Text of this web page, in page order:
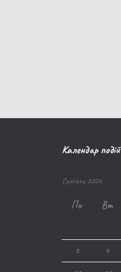
Календар подій
Серпень 2026
Пн Вт
3 4